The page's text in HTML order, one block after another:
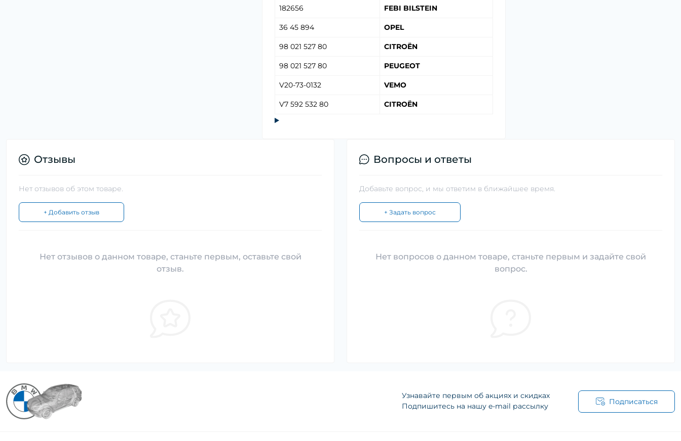
182656 FEBI BILSTEIN
36 45 894 OPEL
98 021 527 80 CITROËN
98 021 527 80 PEUGEOT
V20-73-0132 VEMO
V7 592 532 80 CITROËN
Отзывы
Нет отзывов об этом товаре.
+ Добавить отзыв
Нет отзывов о данном товаре, станьте первым, оставьте свой
отзыв.
Вопросы и ответы
Добавьте вопрос, и мы ответим в ближайшее время.
+ Задать вопрос
Нет вопросов о данном товаре, станьте первым и задайте свой
вопрос.
Узнавайте первым об акциях и скидках
Подпишитесь на нашу e-mail рассылку
Подписаться